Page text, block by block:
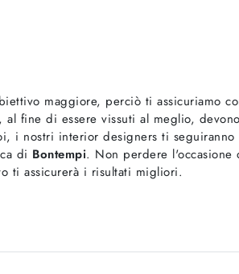
maggiore, perciò ti assicuriamo
fine di essere vissuti al meglio,
i nostri interior designers ti
di Bontempi. Non perdere
ti assicurerà i risultati migliori.